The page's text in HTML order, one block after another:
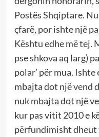
Postës Shqiptare.
çfarë, por ishte një
Kështu edhe më tej.
pse shkova aq larg)
polar’ për mua. Ishte
mbajta dot një vend
nuk mbajta dot një
kur pas vitit 2010 e
përfundimisht dheut